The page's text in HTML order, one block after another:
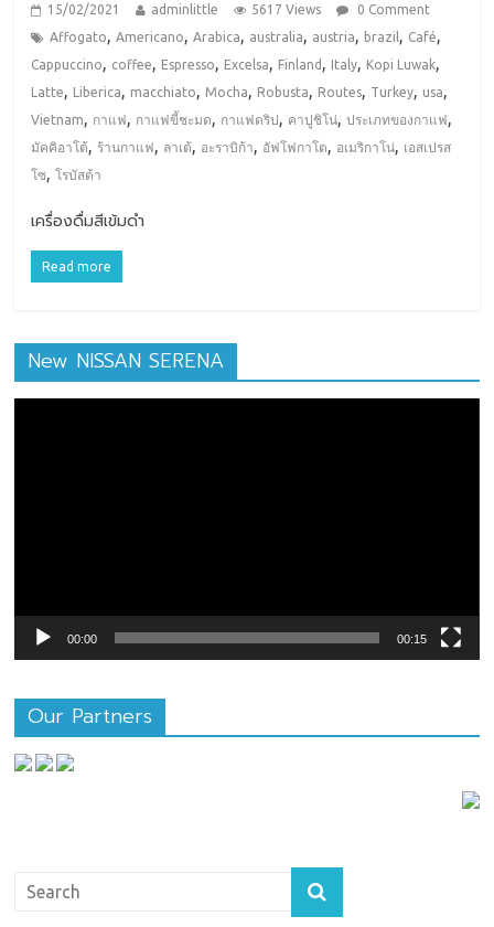
15/02/2021 adminlittle 5617 Views
0 Comment
Affogato,Americano,Arabica, australia, austria, brazil , Café,
Cappuccino, coffee, Espresso, Excelsa, Finland , Italy, Kopi Luwak,
Latte, Liberica, macchiato, Mocha, Robusta, Routes, Turkey, usa,
Vietnam, กาแฟ , กาแฟขี้ชะมด, กาแฟดริป , คาปูชิโน่,ประเภทของกาแฟ ,
มัคคิอาโต้, ร้านกาแฟ , ลาเต้, อะราบิก้า, อัฟโฟกาโต, อเมริกาโน่, เอสเปรส
โซ,โรบัสต้า
เครื่องดื่มสีเข้มดำ
Read more
New NISSAN SERENA
00:00 00:15
Our Partners